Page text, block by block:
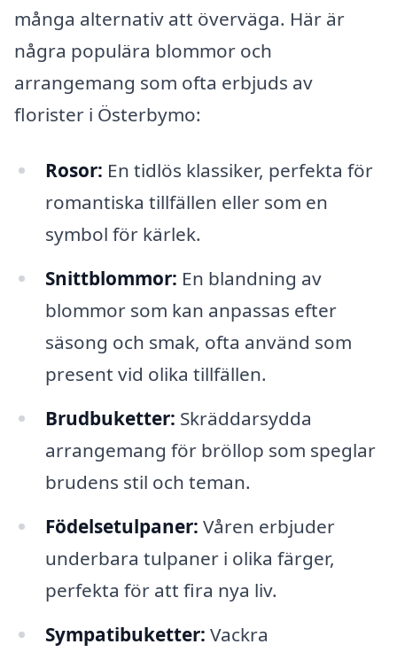
många alternativ att överväga. Här är
några populära blommor och
arrangemang som ofta erbjuds av
florister i Österbymo:
Rosor: En tidlös klassiker, perfekta för
romantiska tillfällen eller som en
symbol för kärlek.
Snittblommor: En blandning av
blommor som kan anpassas efter
säsong och smak, ofta använd som
present vid olika tillfällen.
Brudbuketter: Skräddarsydda
arrangemang för bröllop som speglar
brudens stil och teman.
Födelsetulpaner: Våren erbjuder
underbara tulpaner i olika färger,
perfekta för att fira nya liv.
Sympatibuketter: Vackra